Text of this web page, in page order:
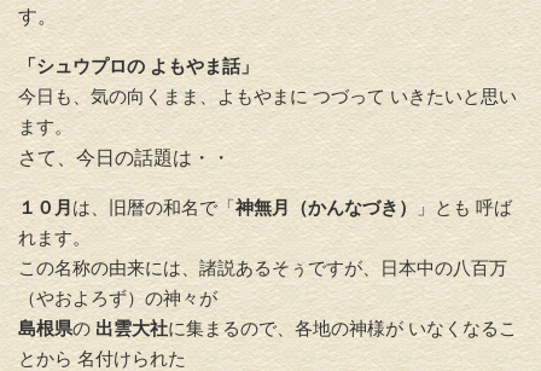
す。
「シュウプロの よもやま話」
今日も、気の向くまま、よもやまに つづって いきたいと思い
ます。
さて、今日の話題は・・
１０月 は、旧暦の和名で「神無月（かんなづき） 」とも 呼ば
れます。
この名称の由来には、諸説あるそぅですが、日本中の八百万
（やおよろず）の神々が
島根県の 出雲大社に集まるので、 各地の神様が いなくなるこ
とから 名付けられた